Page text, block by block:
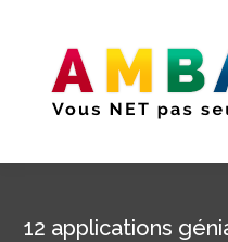
12 applications